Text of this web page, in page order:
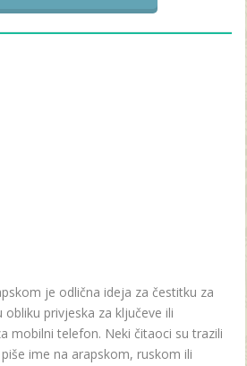
je odlična ideja za čestitku za
privjeska za ključeve ili
mobilni telefon. Neki čitaoci su trazili
ime na arapskom, ruskom ili